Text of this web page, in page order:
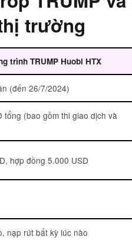
trường
trình TRUMP Huobi HTX
(đến 26/7/2024)
tổng (bao gồm thi giao dịch và
hợp đồng 5.000 USD
nạp rút bất kỳ lúc nào